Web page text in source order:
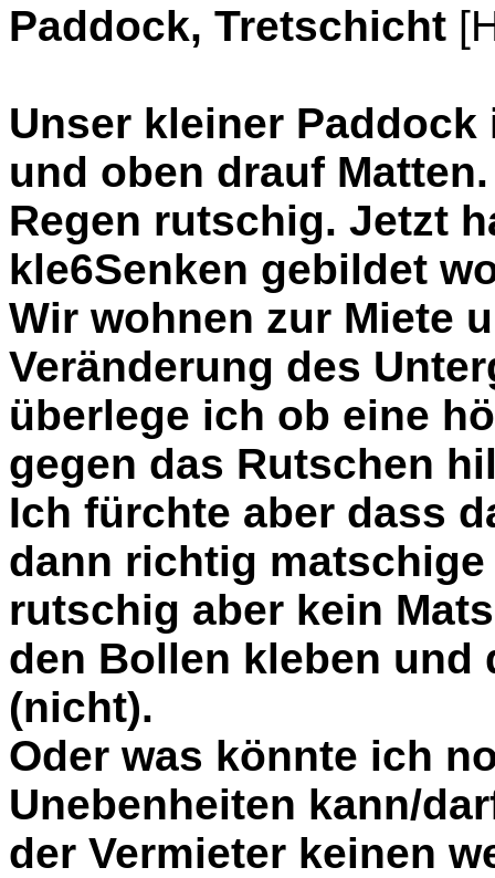
Paddock, Tretschicht
Unser kleiner
und oben drauf
Regen rutschig. Jetzt
kle6Senken gebildet
Wir wohnen zur Miete
Veränderung des
überlege ich ob eine
gegen das Rutschen
Ich fürchte aber dass
dann richtig
rutschig aber kein
den Bollen kleben
(nicht).
Oder was könnte ich
Unebenheiten kann/
der Vermieter keinen